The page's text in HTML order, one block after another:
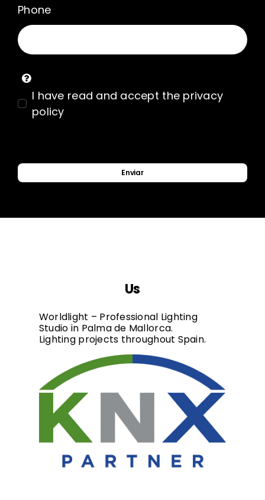
Phone
I have read and accept the privacy
policy
Enviar
Us
Worldlight – Professional Lighting
Studio in Palma de Mallorca.
Lighting projects throughout Spain.